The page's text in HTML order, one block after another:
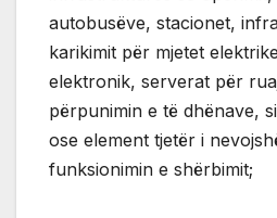
autobusëve, stacionet,
karikimit për mjetet
elektronik, serverat për
përpunimin e të dhënave,
ose element tjetër i
funksionimin e shërbimit;